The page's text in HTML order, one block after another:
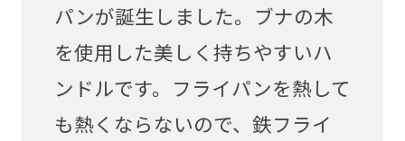
パンが誕生しました。ブナの木
を使用した美しく持ちやすいハ
ンドルです。フライパンを熱して
も熱くならないので、鉄フライ